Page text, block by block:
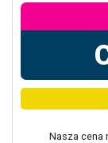
Nasza cena